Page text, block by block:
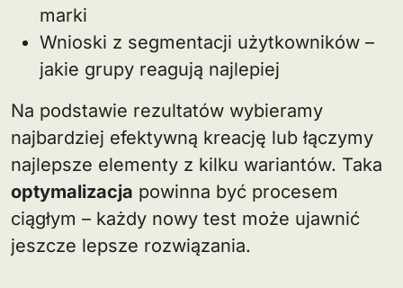
marki
Wnioski z segmentacji użytkowników –
jakie grupy reagują najlepiej
Na podstawie rezultatów wybieramy
najbardziej efektywną kreację lub łączymy
najlepsze elementy z kilku wariantów. Taka
optymalizacja powinna być procesem
ciągłym – każdy nowy test może ujawnić
jeszcze lepsze rozwiązania.